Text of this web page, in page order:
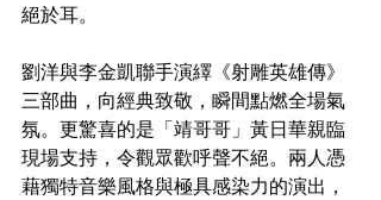
絕於耳。
劉洋與李金凱聯手演繹《射雕英雄傳》
三部曲，向經典致敬，瞬間點燃全場氣
氛。更驚喜的是「靖哥哥」黃日華親臨
現場支持，令觀眾歡呼聲不絕。兩人憑
藉獨特音樂風格與極具感染力的演出，